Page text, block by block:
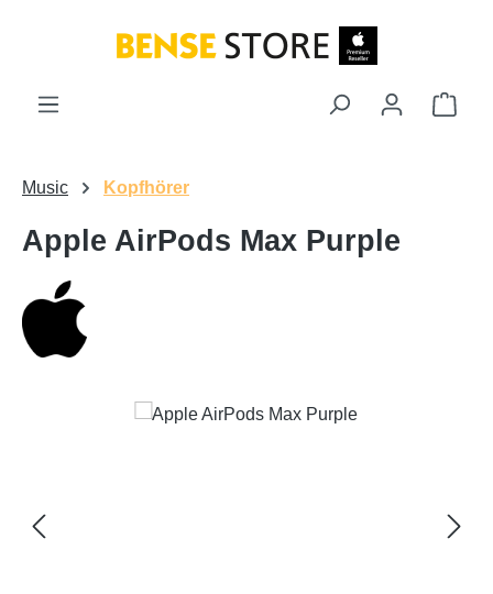
Music Kopfhörer
Apple AirPods Max Purple
Bildergalerie überspringen